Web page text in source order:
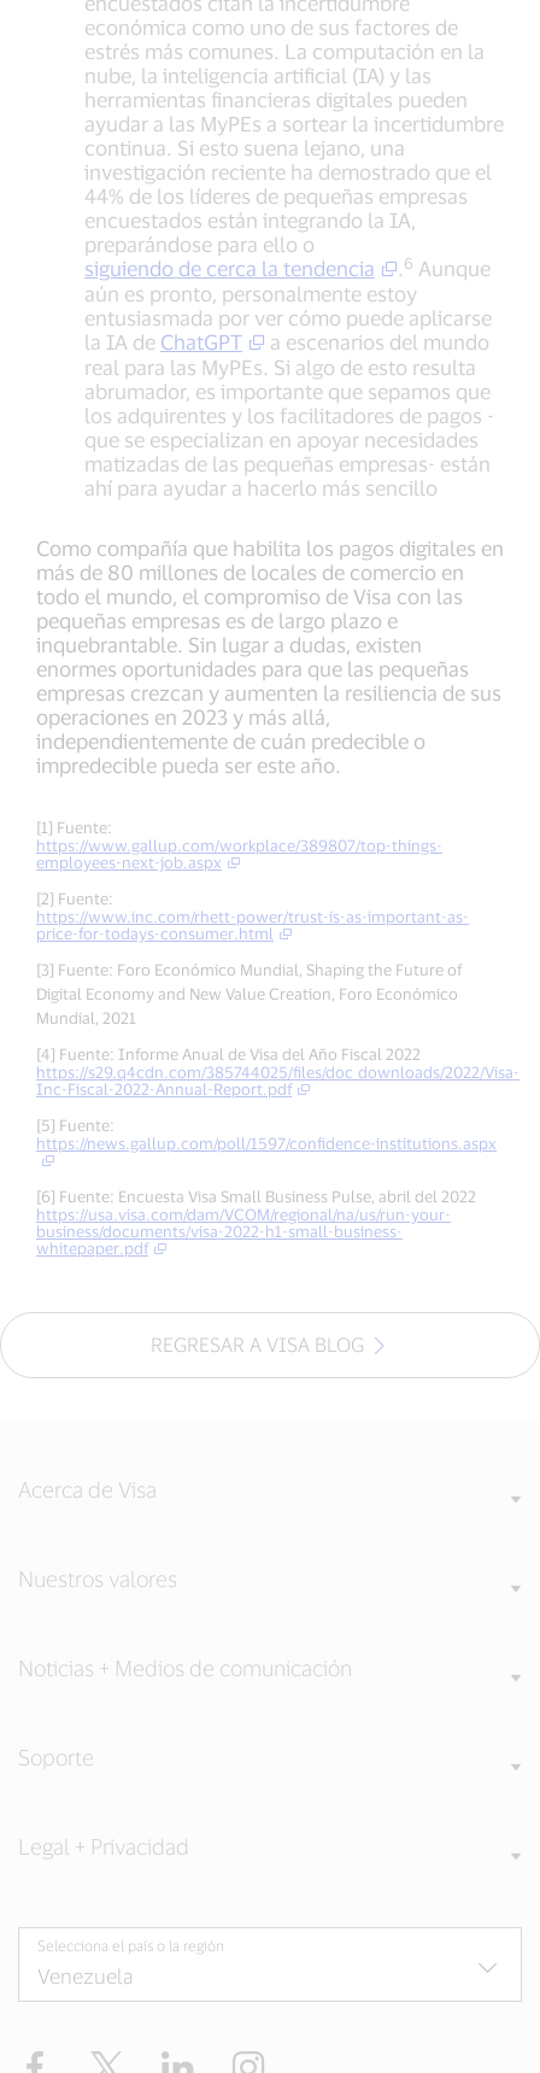
económica como uno de sus factores de
estrés más comunes. La computación en la
nube, la inteligencia artificial (IA) y las
herramientas financieras digitales pueden
ayudar a las MyPEs a sortear la incertidumbre
continua. Si esto suena lejano, una
investigación reciente ha demostrado que el
44% de los líderes de pequeñas empresas
encuestados están integrando la IA,
preparándose para ello o
siguiendo de cerca la tendencia
. 6 Aunque
aún es pronto, personalmente estoy
entusiasmada por ver cómo puede aplicarse
la IA de ChatGPT
a escenarios del mundo
real para las MyPEs. Si algo de esto resulta
abrumador, es importante que sepamos que
los adquirentes y los facilitadores de pagos -
que se especializan en apoyar necesidades
matizadas de las pequeñas empresas- están
ahí para ayudar a hacerlo más sencillo
Como compañía que habilita los pagos digitales en
más de 80 millones de locales de comercio en
todo el mundo, el compromiso de Visa con las
pequeñas empresas es de largo plazo e
inquebrantable. Sin lugar a dudas, existen
enormes oportunidades para que las pequeñas
empresas crezcan y aumenten la resiliencia de sus
operaciones en 2023 y más allá,
independientemente de cuán predecible o
impredecible pueda ser este año.
[1] Fuente:
https://www.gallup.com/workplace/389807/top-things-
employees-next-job.aspx
[2] Fuente:
https://www.inc.com/rhett-power/trust-is-as-important-as-
price-for-todays-consumer.html
[3] Fuente: Foro Económico Mundial, Shaping the Future of
Digital Economy and New Value Creation, Foro Económico
Mundial, 2021
[4] Fuente: Informe Anual de Visa del Año Fiscal 2022
https://s29.q4cdn.com/385744025/files/doc_downloads/2022/Visa-
Inc-Fiscal-2022-Annual-Report.pdf
[5] Fuente:
https://news.gallup.com/poll/1597/confidence-institutions.aspx
[6] Fuente: Encuesta Visa Small Business Pulse, abril del 2022
https://usa.visa.com/dam/VCOM/regional/na/us/run-your-
business/documents/visa-2022-h1-small-business-
whitepaper.pdf
REGRESAR A VISA BLOG
Acerca de Visa
Nuestros valores
Noticias + Medios de comunicación
Soporte
Legal + Privacidad
Selecciona el país o la región
Facebook Twitter LinkedIn